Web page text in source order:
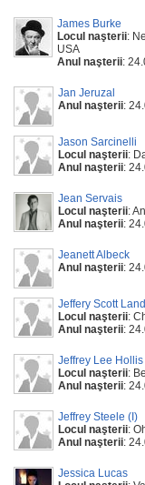
James Burke
Locul naşterii:
USA
Anul naşterii:
Jan Jeruzal
Anul naşterii:
Jason Sarcinelli
Locul naşterii:
Anul naşterii:
Jean Servais
Locul naşterii:
Anul naşterii:
Jeanett Albeck
Anul naşterii:
Jeffery Scott
Locul naşterii:
Anul naşterii:
Jeffrey Lee Hollis
Locul naşterii:
Anul naşterii:
Jeffrey Steele (I)
Locul naşterii:
Anul naşterii:
Jessica Lucas